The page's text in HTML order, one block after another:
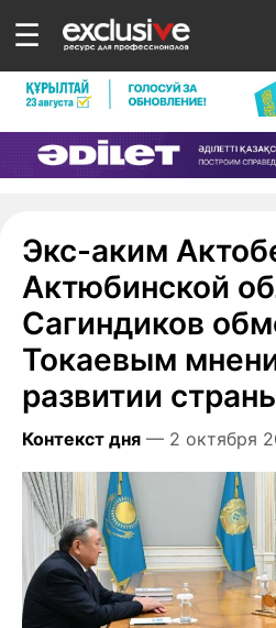
☰
Экс-аким
Актюбинской
Сагиндиков
Токаевым
развитии
Контекст дня — 2 октября